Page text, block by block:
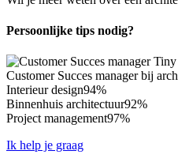
Persoonlijke tips nodig?
Customer Succes manager bij
Interieur design94%
Binnenhuis architectuur92%
Project management97%
Ik help je graag